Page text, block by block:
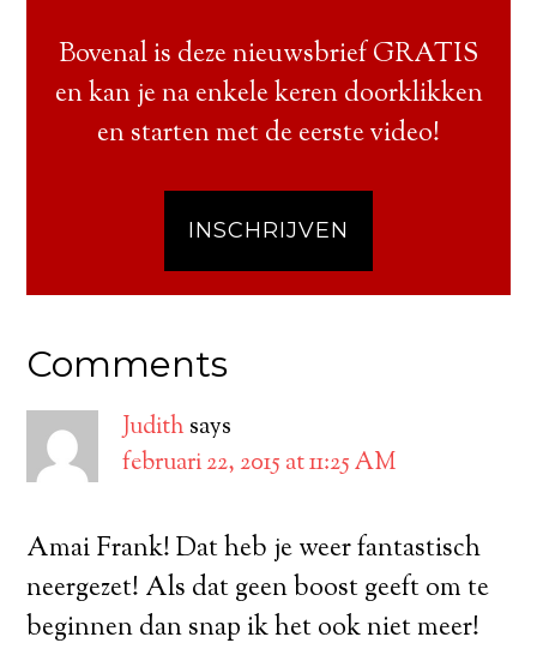
Bovenal is deze nieuwsbrief GRATIS
en kan je na enkele keren doorklikken
en starten met de eerste video!
INSCHRIJVEN
Comments
Judith says
februari 22, 2015 at 11:25 AM
Amai Frank! Dat heb je weer fantastisch
neergezet! Als dat geen boost geeft om te
beginnen dan snap ik het ook niet meer!